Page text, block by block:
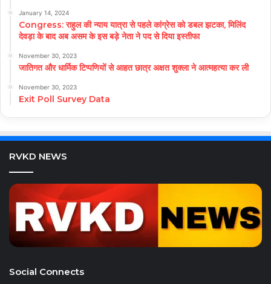
January 14, 2024
Congress: राहुल की न्याय यात्रा से पहले कांग्रेस को डबल झटका, मिलिंद
देवड़ा के बाद अब असम के इस बड़े नेता ने पद से दिया इस्तीफा
November 30, 2023
जातिगत और धार्मिक टिप्पणियों से आहत छात्र अक्षत शुक्ला ने आत्महत्या कर ली
November 30, 2023
Exit Poll Survey Data
RVKD NEWS
Social Connects